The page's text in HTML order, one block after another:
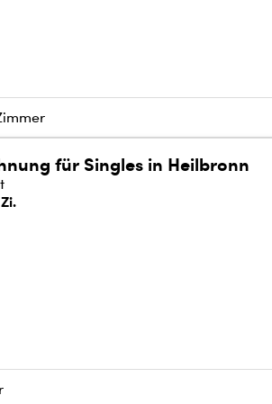
für Singles in Heilbronn